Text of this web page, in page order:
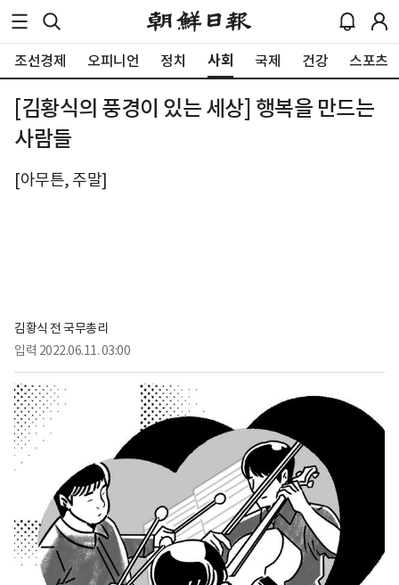
조선경제 오피니언 정치 사회 국제 건강 스포츠
[김황식의 풍경이 있는 세상] 행복을 만드는
사람들
[아무튼, 주말]
김황식 전 국무총리
입력 2022.06.11. 03:00